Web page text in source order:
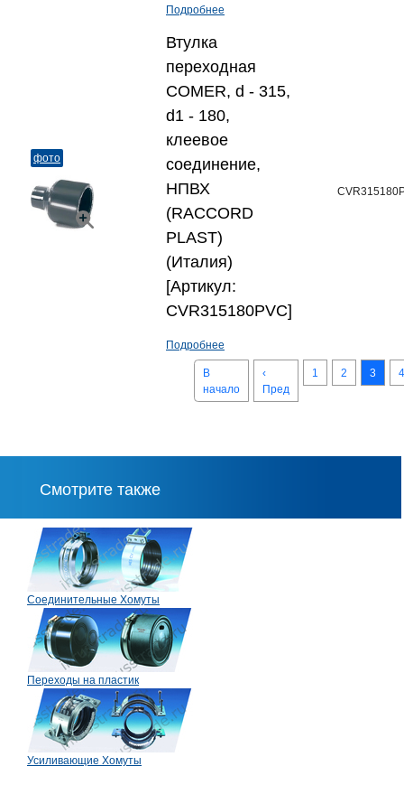
Подробнее
фото
Втулка
переходная
COMER, d - 315,
d1 - 180,
клеевое
соединение,
НПВХ
(RACCORD
PLAST)
(Италия)
[Артикул:
CVR315180PVC]
Подробнее
В
начало
‹
Пред
1 2 3 4
Смотрите также
Соединительные Хомуты
Переходы на пластик
Усиливающие Хомуты